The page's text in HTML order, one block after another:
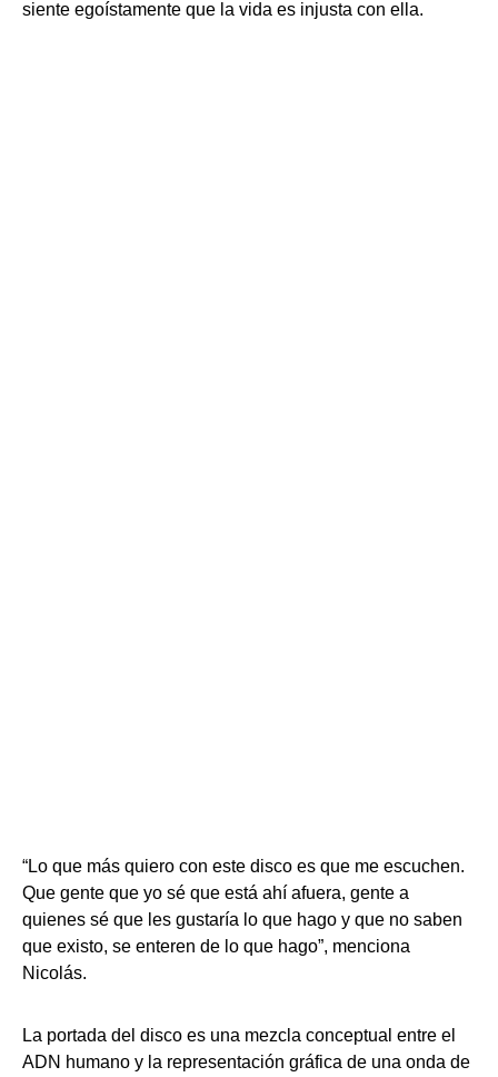
siente egoístamente que la vida es injusta con ella.
“Lo que más quiero con este disco es que me escuchen.
Que gente que yo sé que está ahí afuera, gente a
quienes sé que les gustaría lo que hago y que no saben
que existo, se enteren de lo que hago”, menciona
Nicolás.
La portada del disco es una mezcla conceptual entre el
ADN humano y la representación gráfica de una onda de